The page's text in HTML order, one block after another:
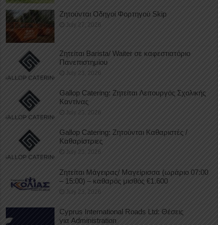
Ζητούνται Οδηγοί Φορτηγού Skip
July 27, 2026
Ζητείται Barista/ Waiter σε καφεστιατόριο
Πανεπιστημίου
July 23, 2026
Gallop Catering: Ζητείται Λειτουργός Σχολικής
Καντίνας
July 23, 2026
Gallop Catering: Ζητούνται Καθαριστές /
Καθαρίστριες
July 23, 2026
Ζητείται Μάγειρας/ Μαγείρισσα (ωράριο 07:00
– 15:00) – καθαρός μισθός €1.600
July 23, 2026
Cyprus International Roads Ltd: Θέσεις
για Administration